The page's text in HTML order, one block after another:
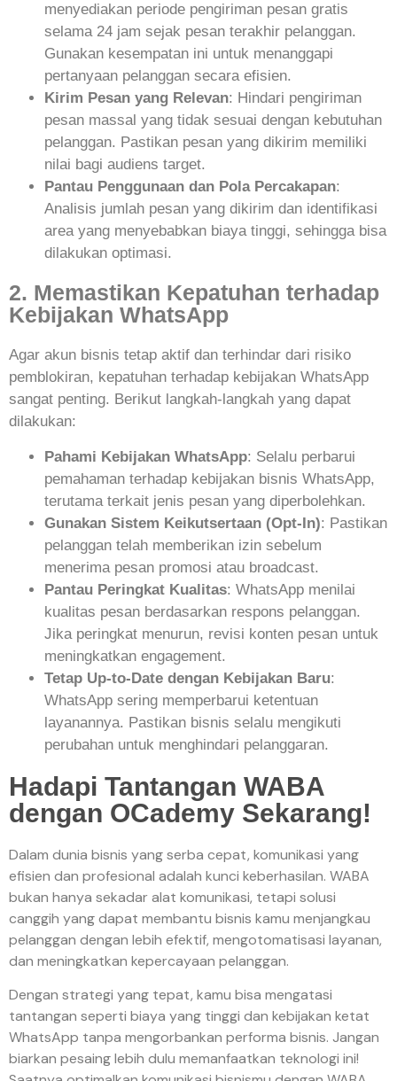
menyediakan periode pengiriman pesan gratis
selama 24 jam sejak pesan terakhir pelanggan.
Gunakan kesempatan ini untuk menanggapi
pertanyaan pelanggan secara efisien.
Kirim Pesan yang Relevan: Hindari pengiriman
pesan massal yang tidak sesuai dengan kebutuhan
pelanggan. Pastikan pesan yang dikirim memiliki
nilai bagi audiens target.
Pantau Penggunaan dan Pola Percakapan:
Analisis jumlah pesan yang dikirim dan identifikasi
area yang menyebabkan biaya tinggi, sehingga bisa
dilakukan optimasi.
2. Memastikan Kepatuhan terhadap
Kebijakan WhatsApp
Agar akun bisnis tetap aktif dan terhindar dari risiko
pemblokiran, kepatuhan terhadap kebijakan WhatsApp
sangat penting. Berikut langkah-langkah yang dapat
dilakukan:
Pahami Kebijakan WhatsApp: Selalu perbarui
pemahaman terhadap kebijakan bisnis WhatsApp,
terutama terkait jenis pesan yang diperbolehkan.
Gunakan Sistem Keikutsertaan (Opt-In): Pastikan
pelanggan telah memberikan izin sebelum
menerima pesan promosi atau broadcast.
Pantau Peringkat Kualitas: WhatsApp menilai
kualitas pesan berdasarkan respons pelanggan.
Jika peringkat menurun, revisi konten pesan untuk
meningkatkan engagement.
Tetap Up-to-Date dengan Kebijakan Baru:
WhatsApp sering memperbarui ketentuan
layanannya. Pastikan bisnis selalu mengikuti
perubahan untuk menghindari pelanggaran.
Hadapi Tantangan WABA
dengan OCademy Sekarang!
Dalam dunia bisnis yang serba cepat, komunikasi yang
efisien dan profesional adalah kunci keberhasilan. WABA
bukan hanya sekadar alat komunikasi, tetapi solusi
canggih yang dapat membantu bisnis kamu menjangkau
pelanggan dengan lebih efektif, mengotomatisasi layanan,
dan meningkatkan kepercayaan pelanggan.
Dengan strategi yang tepat, kamu bisa mengatasi
tantangan seperti biaya yang tinggi dan kebijakan ketat
WhatsApp tanpa mengorbankan performa bisnis. Jangan
biarkan pesaing lebih dulu memanfaatkan teknologi ini!